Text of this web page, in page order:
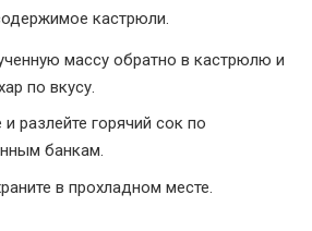
кастрюли.
массу обратно в кастрюлю и
по вкусу.
и разлейте горячий сок по
банкам.
в прохладном месте.